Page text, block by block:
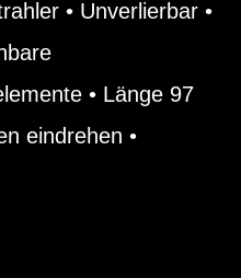
• Unverlierbar •
• Länge 97
eindrehen •